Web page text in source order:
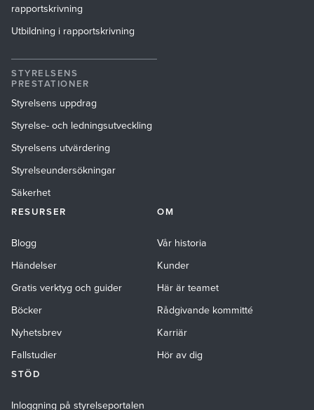
rapportskrivning
Utbildning i rapportskrivning
STYRELSENS
PRESTATIONER
Styrelsens uppdrag
Styrelse- och ledningsutveckling
Styrelsens utvärdering
Styrelseundersökningar
Säkerhet
RESURSER
Blogg
Händelser
Gratis verktyg och guider
Böcker
Nyhetsbrev
Fallstudier
OM
Vår historia
Kunder
Här är teamet
Rådgivande kommitté
Karriär
Hör av dig
STÖD
Inloggning på styrelseportalen